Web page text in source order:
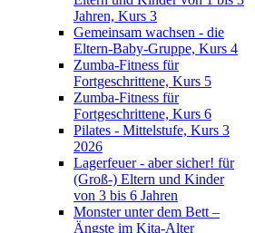
Jahren, Kurs 3
Gemeinsam wachsen - die
Eltern-Baby-Gruppe, Kurs 4
Zumba-Fitness für
Fortgeschrittene, Kurs 5
Zumba-Fitness für
Fortgeschrittene, Kurs 6
Pilates - Mittelstufe, Kurs 3
2026
Lagerfeuer - aber sicher! für
(Groß-) Eltern und Kinder
von 3 bis 6 Jahren
Monster unter dem Bett –
Ängste im Kita-Alter